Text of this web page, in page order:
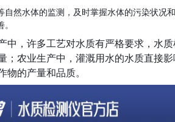
然水体的监测，及时掌握水体的污染状况
中，许多工艺对水质有严格要求，水
农业生产中，灌溉用水的水质直接
的产量和品质。